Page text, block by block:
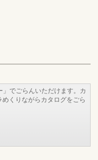
でごらんいただけます。カ
くりながらカタログをごら